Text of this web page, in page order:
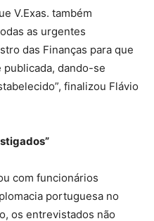
V.Exas. também
as urgentes
das Finanças para que
dando-se
finalizou Flávio
com funcionários
portuguesa no
os entrevistados não